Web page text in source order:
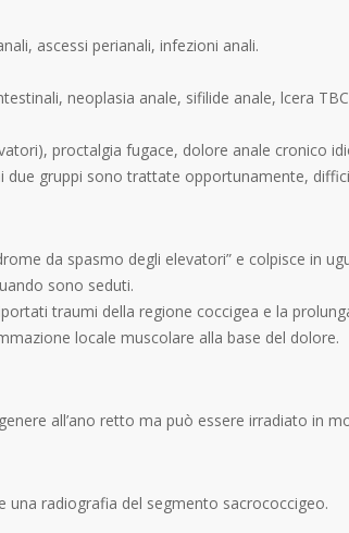
ascessi perianali, infezioni anali.
neoplasia anale, sifilide anale, lcera
proctalgia fugace, dolore anale cronico
due gruppi sono trattate opportunamente,
da spasmo degli elevatori” e colpisce in
sono seduti.
traumi della regione coccigea e la
locale muscolare alla base del dolore.
all’ano retto ma può essere irradiato in
una radiografia del segmento sacrococcigeo.